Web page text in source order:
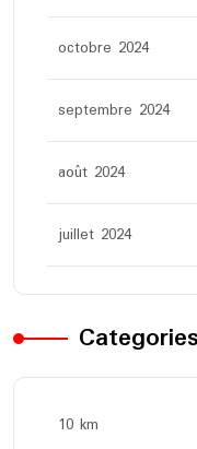
octobre 2024
septembre 2024
août 2024
juillet 2024
Categories
10 km